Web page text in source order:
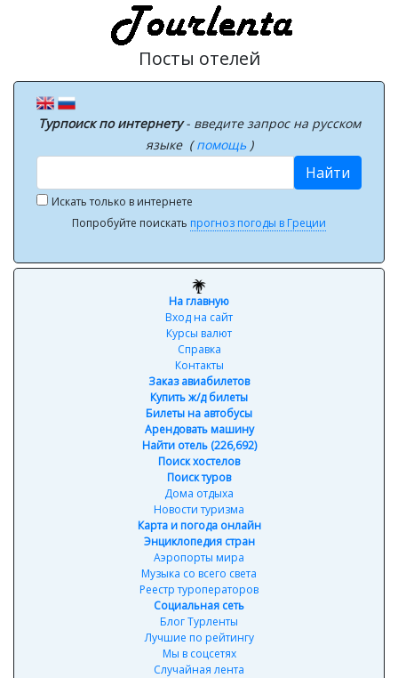
Посты отелей
Турпоиск по интернету- введите запрос на русском
языке (помощь )
Найти
Искать только в интернете
Попробуйте поискать прогноз погоды в Греции
На главную
Вход на сайт
Курсы валют
Справка
Контакты
Заказ авиабилетов
Купить ж/д билеты
Билеты на автобусы
Арендовать машину
Найти отель (226,692)
Поиск хостелов
Поиск туров
Дома отдыха
Новости туризма
Карта и погода онлайн
Энциклопедия стран
Аэропорты мира
Музыка со всего света
Реестр туроператоров
Социальная сеть
Блог Турленты
Лучшие по рейтингу
Мы в соцсетях
Случайная лента